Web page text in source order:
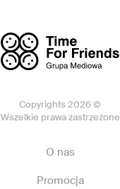
Copyrights 2026 ©
Wszelkie prawa zastrzeżone
O nas
Promocja